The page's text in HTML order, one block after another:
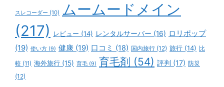
スレコーダー (10) ムームードメイン
(217)
レビュー (14) レンタルサーバー (16) ロリポップ
(19) 使い方 (9) 健康 (19) 口コミ (18) 国内旅行 (12) 旅行 (14) 比
較 (11) 海外旅行 (15) 育毛 (9) 育毛剤 (54) 評判 (17) 防災
(12)